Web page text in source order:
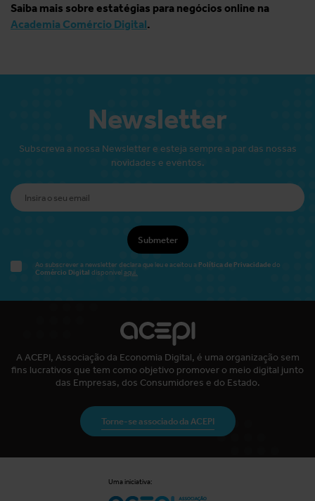
Saiba mais sobre estatégias para negócios online na
Academia Comércio Digital.
Newsletter
Subscreva a nossa Newsletter e esteja sempre a par das nossas
novidades e eventos.
Submeter
Ao subscrever a newsletter declara que leu e aceitou a Política de Privacidadedo
Comércio Digital disponível aqui.
A ACEPI, Associação da Economia Digital, é uma organização sem
fins lucrativos que tem como objetivo promover o meio digital junto
das Empresas, dos Consumidores e do Estado.
Torne-se associado da ACEPI
Uma iniciativa: